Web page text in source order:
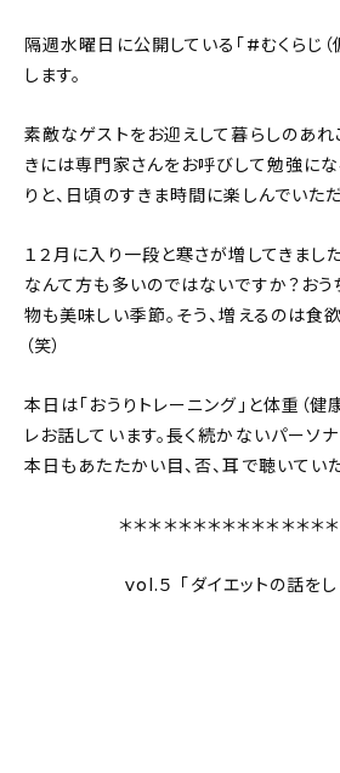
daily mukuri/ アイテム
新着記事
日用品
キッチン
隔週水曜日に公開している「#むくらじ（
します。
素敵なゲストをお迎えして暮らしのあれ
きには専門家さんをお呼びして勉強に
りと、日頃のすきま時間に楽しんでいた
１２月に入り一段と寒さが増してきまし
なんて方も多いのではないですか？おう
物も美味しい季節。そう、増えるのは食
（笑）
本日は「おうりトレーニング」と体重（健
レお話しています。長く続かないパーソナ
本日もあたたかい目、否、耳で聴いてい
＊＊＊＊＊＊＊＊＊＊＊＊＊＊
vol.５ 「ダイエットの話をし